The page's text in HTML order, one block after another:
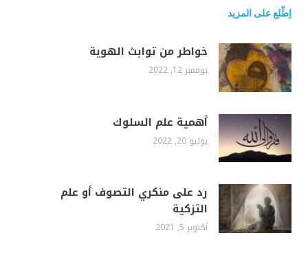
اِطّلع على المزيد
خواطر من توابث الهوية
نوفمبر 12, 2022
أهمية علم السلوك
يوليو 20, 2022
رد على منكري التصوف أو علم
التزكية
أكتوبر 5, 2021